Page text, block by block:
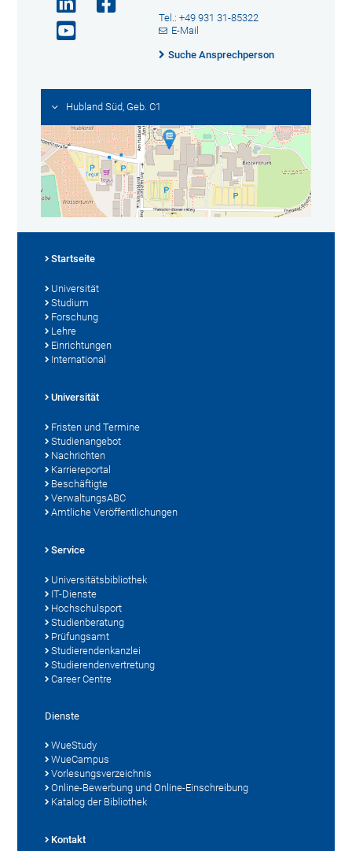
Tel.: +49 931 31-85322
E-Mail
Suche Ansprechperson
Hubland Süd, Geb. C1
Startseite
Universität
Studium
Forschung
Lehre
Einrichtungen
International
Universität
Fristen und Termine
Studienangebot
Nachrichten
Karriereportal
Beschäftigte
VerwaltungsABC
Amtliche Veröffentlichungen
Service
Universitätsbibliothek
IT-Dienste
Hochschulsport
Studienberatung
Prüfungsamt
Studierendenkanzlei
Studierendenvertretung
Career Centre
Dienste
WueStudy
WueCampus
Vorlesungsverzeichnis
Online-Bewerbung und Online-Einschreibung
Katalog der Bibliothek
Kontakt